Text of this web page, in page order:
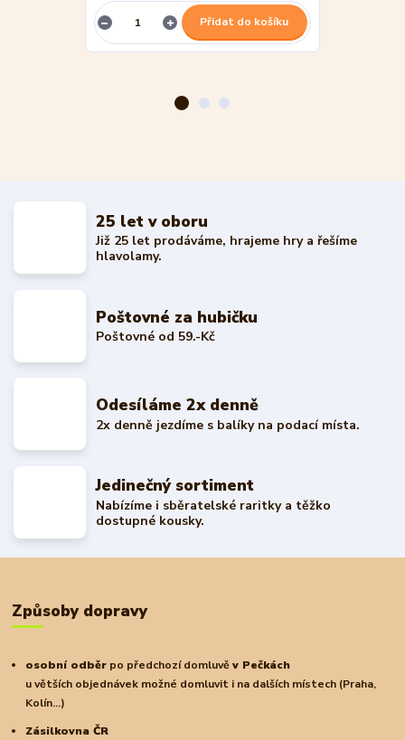
Přidat do košíku
25 let v oboru
Již 25 let prodáváme, hrajeme hry a řešíme
hlavolamy.
Poštovné za hubičku
Poštovné od 59.-Kč
Odesíláme 2x denně
2x denně jezdíme s balíky na podací místa.
Jedinečný sortiment
Nabízíme i sběratelské raritky a těžko
dostupné kousky.
Způsoby dopravy
osobní odběr po předchozí domluvěv Pečkách
u větších objednávek možné domluvit i na dalších místech (Praha,
Kolín...)
Zásilkovna ČR